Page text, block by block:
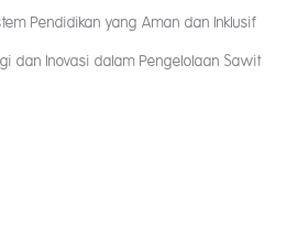
Pendidikan yang Aman dan Inklusif
dan Inovasi dalam Pengelolaan Sawit